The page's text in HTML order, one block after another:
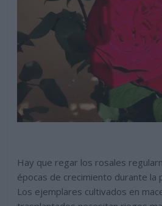
Hay que regar los rosales
épocas de crecimiento durante la
Los ejemplares cultivados en